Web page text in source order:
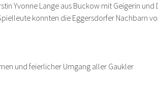
Yvonne Lange aus Buckow mit Geigerin und
konnten die Eggersdorfer Nachbarn
und feierlicher Umgang aller Gaukler